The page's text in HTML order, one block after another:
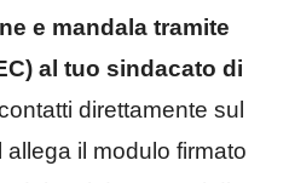
e mandala tramite
al tuo sindacato di
direttamente sul
il modulo firmato